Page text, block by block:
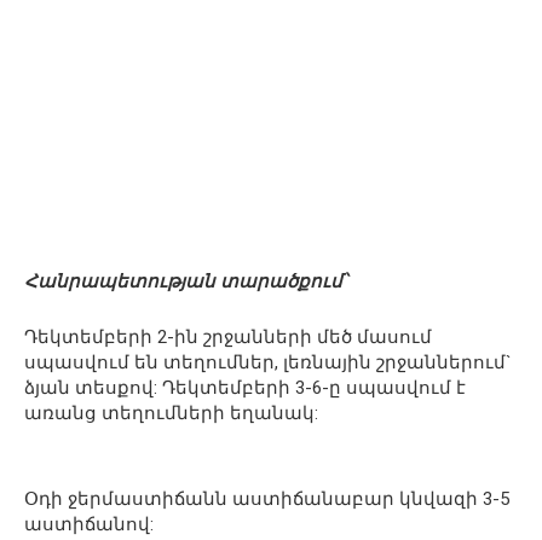
Հանրապետության տարածքում՝
Դեկտեմբերի 2-ին շրջանների մեծ մասում
սպասվում են տեղումներ, լեռնային շրջաններում`
ձյան տեսքով: Դեկտեմբերի 3-6-ը սպասվում է
առանց տեղումների եղանակ:
Օդի ջերմաստիճանն աստիճանաբար կնվազի 3-5
աստիճանով: